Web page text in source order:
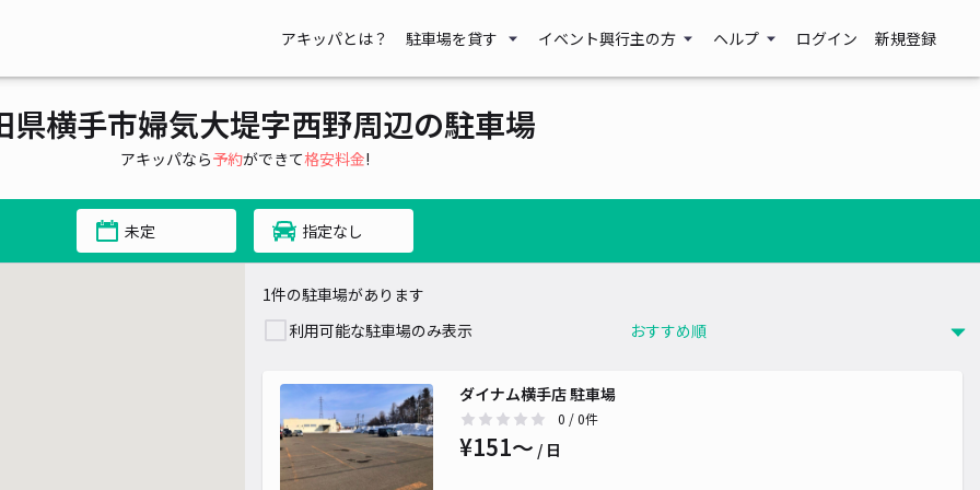
アキッパとは？ 駐車場を貸す イベント興行主の方 ヘルプ ログイン 新規登録
県横手市婦気大堤字西野周辺の駐車場
アキッパなら予約ができて格安料金!
未定 指定なし
1件の駐車場があります
利用可能な駐車場のみ表示
ダイナム横手店 駐車場
0 / 0件
¥151〜 / 日